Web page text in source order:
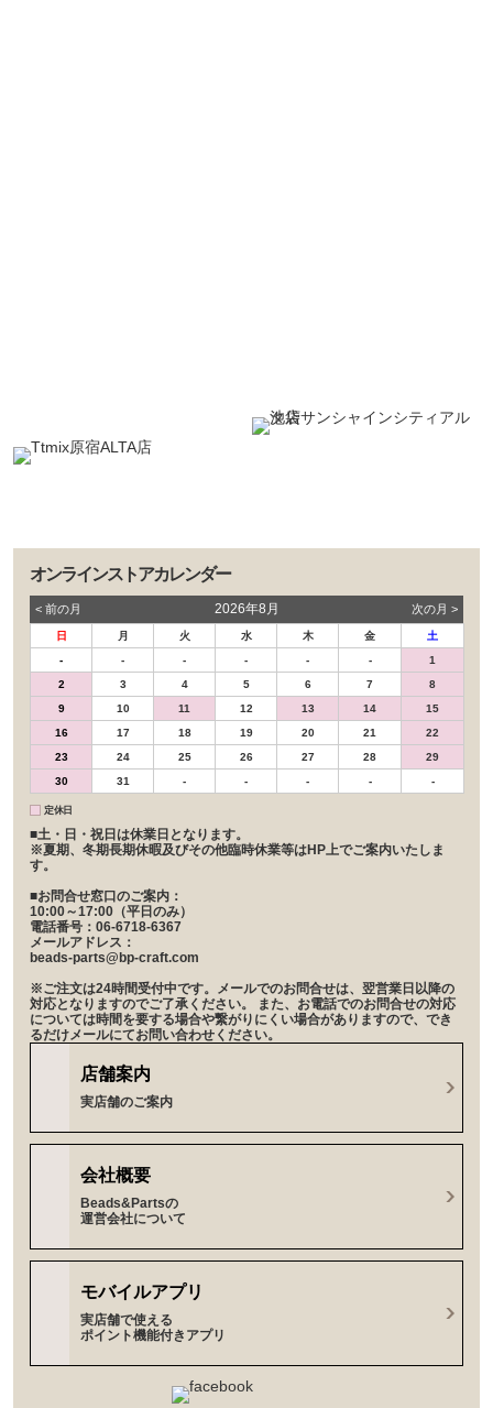
オンラインストアカレンダー
< 前の⽉ 2026年8月 次の⽉ >
日 月 火 水 木 金
土
-
- - - - -
1
2
3 4 5 6 7
8
9
10 11 12 13 14
15
16
17 18 19 20 21
22
23
24 25 26 27 28
29
30
31 - - - - -
定休日
■土・日・祝日は休業日となります。
※夏期、冬期長期休暇及びその他臨時休業等はHP上でご案内いたしま
す。
■お問合せ窓口のご案内：
10:00～17:00（平日のみ）
電話番号：06-6718-6367
メールアドレス：
beads-parts@bp-craft.com
※ご注文は24時間受付中です。メールでのお問合せは、翌営業日以降の
対応となりますのでご了承ください。 また、お電話でのお問合せの対応
については時間を要する場合や繋がりにくい場合がありますので、でき
るだけメールにてお問い合わせください。
店舗案内
実店舗のご案内
会社概要
Beads&Partsの
運営会社について
モバイルアプリ
実店舗で使える
ポイント機能付きアプリ